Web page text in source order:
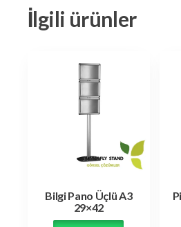
İlgili ürünler
Bilgi Pano Üçlü A3
29×42